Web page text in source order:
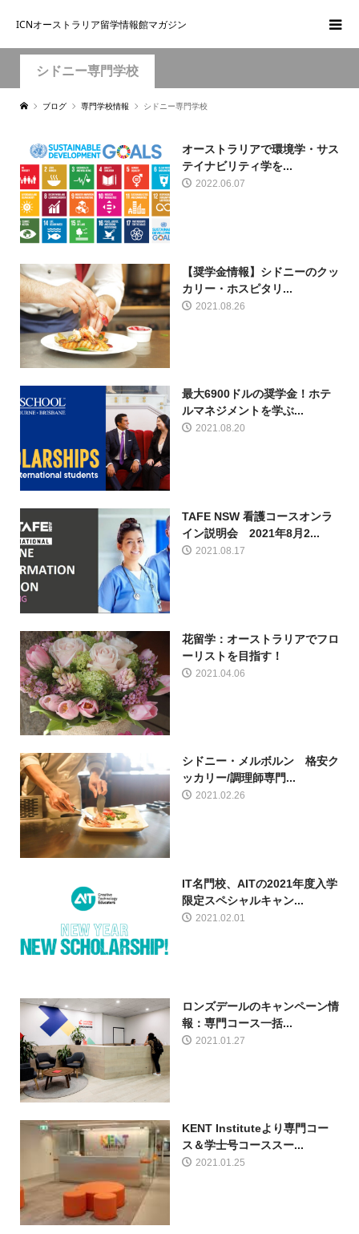
ICNオーストラリア留学情報館マガジン
シドニー専門学校
ブログ 専門学校情報 シドニー専門学校
オーストラリアで環境学・サス
テイナビリティ学を...
2022.06.07
【奨学金情報】シドニーのクッ
カリー・ホスピタリ...
2021.08.26
最大6900ドルの奨学金！ホテ
ルマネジメントを学ぶ...
2021.08.20
TAFE NSW 看護コースオンラ
イン説明会 2021年8月2...
2021.08.17
花留学：オーストラリアでフロ
ーリストを目指す！
2021.04.06
シドニー・メルボルン 格安ク
ッカリー/調理師専門...
2021.02.26
IT名門校、AITの2021年度入学
限定スペシャルキャン...
2021.02.01
ロンズデールのキャンペーン情
報：専門コース一括...
2021.01.27
KENT Instituteより専門コー
ス＆学士号コーススー...
2021.01.25